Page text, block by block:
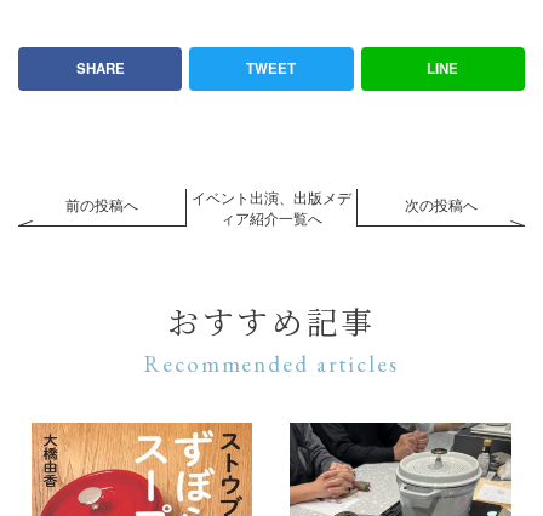
SHARE TWEET LINE
前の投稿へ
イベント出演、出版メデ
ィア紹介一覧へ
次の投稿へ
おすすめ記事
Recommended articles